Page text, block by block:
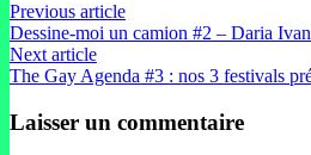
Previous article
Dessine-moi un camion #2 – Daria
Next article
The Gay Agenda #3 : nos 3 festivals
Laisser un commentaire